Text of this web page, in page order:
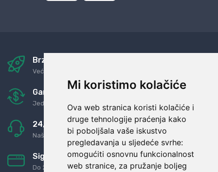
Mi koristimo kolačiće
Ova web stranica koristi kolačiće i
druge tehnologije praćenja kako
bi poboljšala vaše iskustvo
pregledavanja u sljedeće svrhe:
omogućiti osnovnu funkcionalnost
web stranice, za pružanje boljeg
Brza i sigurna dostava
Već za nekoliko dana kod vas
Garancija u povrat novaca
Jednostavno pravilo: Roba za novac
24/7 odlična podrška
Naši agenti uvijek na raspolaganju
Sigurno obročno plaćanje
Do 24 rata bez kamata